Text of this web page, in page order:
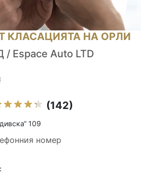
КЛАСАЦИЯТА НА ОРЛИ
/ Espace Auto LTD
(142)
109
номер